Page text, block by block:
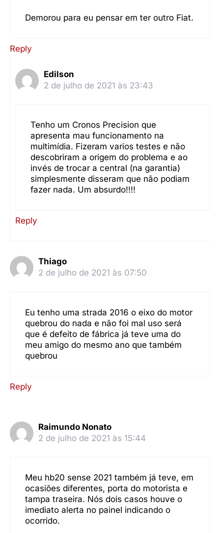
Demorou para eu pensar em ter outro Fiat.
Reply
Edilson
2 de julho de 2021 às 23:43
Tenho um Cronos Precision que
apresenta mau funcionamento na
multimídia. Fizeram varios testes e não
descobriram a origem do problema e ao
invés de trocar a central (na garantia)
simplesmente disseram que não podiam
fazer nada. Um absurdo!!!!
Reply
Thiago
2 de julho de 2021 às 07:50
Eu tenho uma strada 2016 o eixo do motor
quebrou do nada e não foi mal uso será
que é defeito de fábrica já teve uma do
meu amigo do mesmo ano que também
quebrou
Reply
Raimundo Nonato
2 de julho de 2021 às 15:44
Meu hb20 sense 2021 também já teve, em
ocasiões diferentes, porta do motorista e
tampa traseira. Nós dois casos houve o
imediato alerta no painel indicando o
ocorrido.